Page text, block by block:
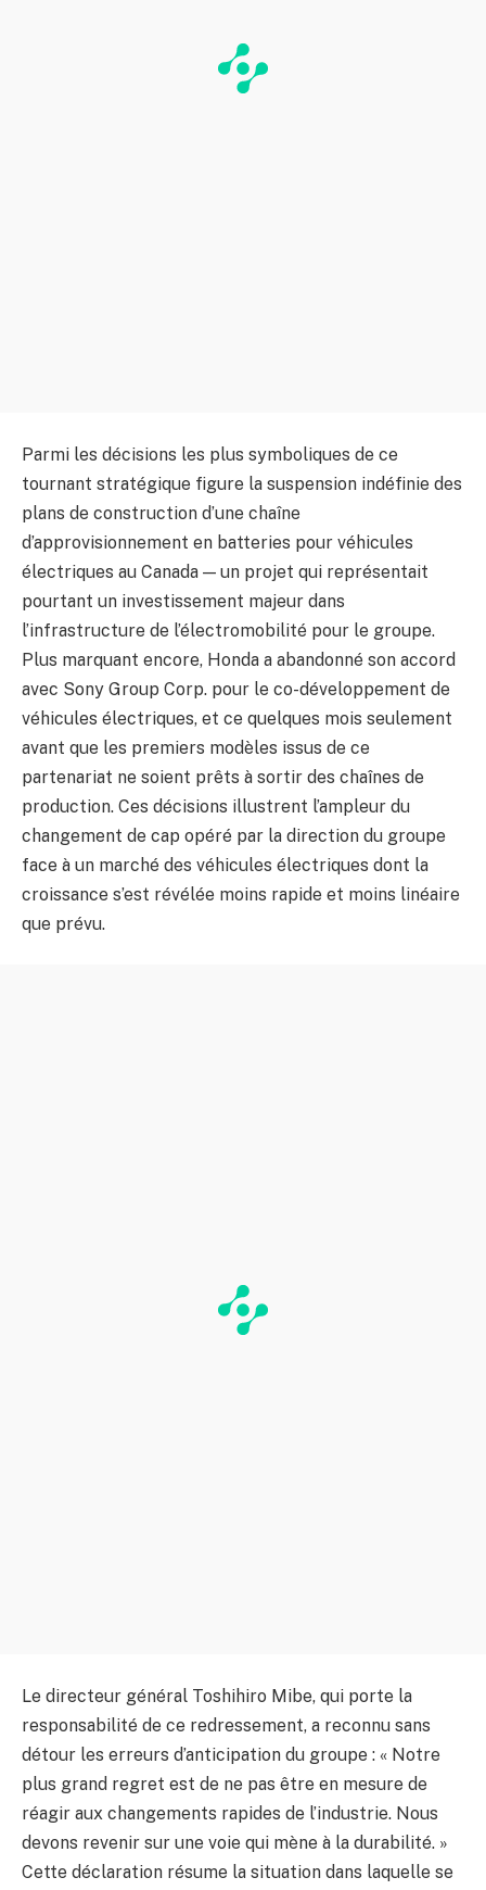
Parmi les décisions les plus symboliques de ce
tournant stratégique figure la suspension indéfinie des
plans de construction d’une chaîne
d’approvisionnement en batteries pour véhicules
électriques au Canada — un projet qui représentait
pourtant un investissement majeur dans
l’infrastructure de l’électromobilité pour le groupe.
Plus marquant encore, Honda a abandonné son accord
avec Sony Group Corp. pour le co-développement de
véhicules électriques, et ce quelques mois seulement
avant que les premiers modèles issus de ce
partenariat ne soient prêts à sortir des chaînes de
production. Ces décisions illustrent l’ampleur du
changement de cap opéré par la direction du groupe
face à un marché des véhicules électriques dont la
croissance s’est révélée moins rapide et moins linéaire
que prévu.
Le directeur général Toshihiro Mibe, qui porte la
responsabilité de ce redressement, a reconnu sans
détour les erreurs d’anticipation du groupe : « Notre
plus grand regret est de ne pas être en mesure de
réagir aux changements rapides de l’industrie. Nous
devons revenir sur une voie qui mène à la durabilité. »
Cette déclaration résume la situation dans laquelle se